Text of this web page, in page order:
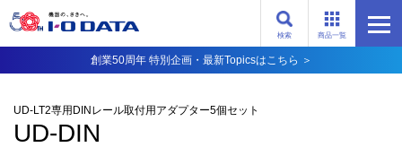
商品一覧
検索
創業50周年 特別企画・最新Topicsはこちら ＞
UD-LT2専用DINレール取付用アダプター5個セット
UD-DIN